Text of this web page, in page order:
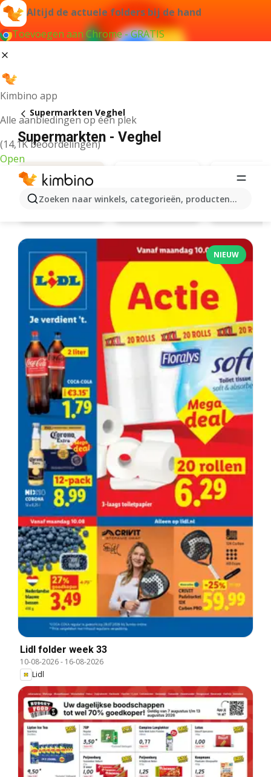
Altijd de actuele folders bij de hand
Toevoegen aan Chrome - GRATIS
Kimbino app
Alle aanbiedingen op één plek
(14,1K beoordelingen)
Open
Zoeken naar winkels, categorieën, producten...
Supermarkten Veghel
Supermarkten - Veghel
Albert Heijn
NIEUW
Lidl folder week 33
10-08-2026- 16-08-2026
Lidl